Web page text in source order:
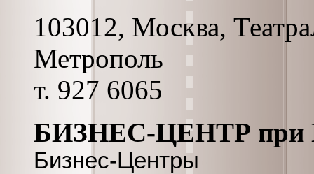
103012, Москва,
Метрополь
т. 927 6065
БИЗНЕС-ЦЕНТР
Бизнес-Центры